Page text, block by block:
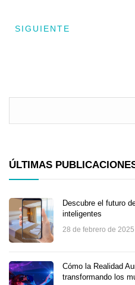
SIGUIENTE
ÚLTIMAS
Descubre el futuro
inteligentes
28 de febrero de 2025
Cómo la Realidad
transformando los